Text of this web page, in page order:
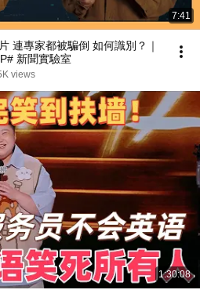
7:41
連專家都被騙倒 如何識別？｜
新聞實驗室
views
1:30:08